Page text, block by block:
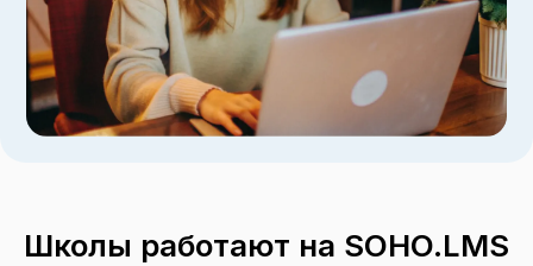
Школы работают на SOHO.LMS